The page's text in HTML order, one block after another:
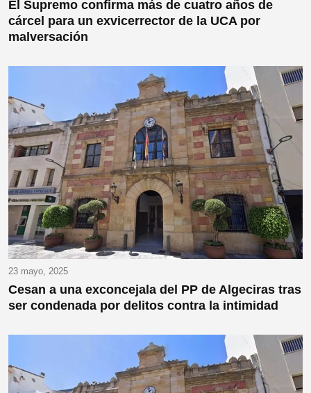
El Supremo confirma más de cuatro años de
cárcel para un exvicerrector de la UCA por
malversación
23 mayo, 2025
Cesan a una exconcejala del PP de Algeciras tras
ser condenada por delitos contra la intimidad